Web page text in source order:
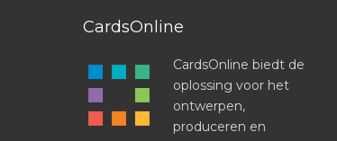
CardsOnline
CardsOnline biedt de
oplossing voor het
ontwerpen,
produceren en